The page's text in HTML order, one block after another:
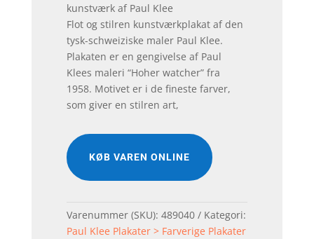
kunstværk af Paul Klee
Flot og stilren kunstværkplakat af den
tysk-schweiziske maler Paul Klee.
Plakaten er en gengivelse af Paul
Klees maleri “Hoher watcher” fra
1958. Motivet er i de fineste farver,
som giver en stilren art,
KØB VAREN ONLINE
Varenummer (SKU): 489040
Kategori:
Paul Klee Plakater > Farverige Plakater